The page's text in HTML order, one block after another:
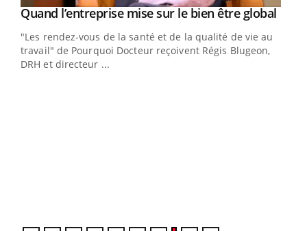
Youtube
Quand l’entreprise mise sur le bien être global
"Les rendez-vous de la santé et de la qualité de vie au
travail" de Pourquoi Docteur reçoivent Régis Blugeon,
DRH et directeur ...